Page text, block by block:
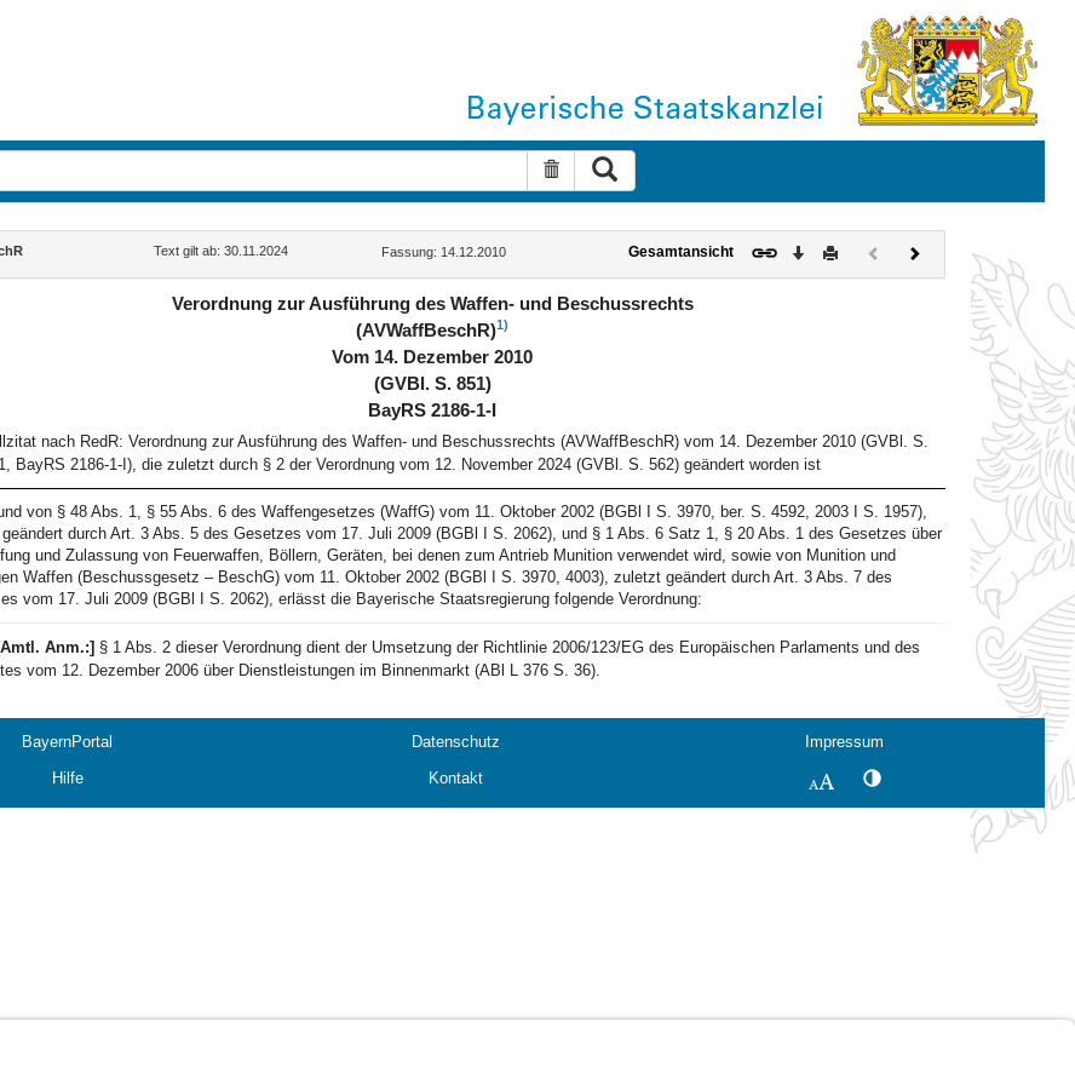
Suche zurücksetzen
Text gilt ab: 30.11.2024 Fassung: 14.12.2010 Gesamtansicht Download
DruckenVorherigesNächstes
Dokument
Verordnung zur Ausführung des Waffen- und Beschussrechts
(AVWaffBeschR)1)
Vom 14. Dezember 2010
(GVBl. S. 851)
BayRS 2186-1-I
nach RedR: Verordnung zur Ausführung des Waffen- und Beschussrechts (AVWaffBeschR) vom 14. Dezember 2010 (GVBl. S.
BayRS 2186-1-I), die zuletzt durch § 2 der Verordnung vom 12. November 2024 (GVBl. S. 562) geändert worden ist
von § 48 Abs. 1, § 55 Abs. 6 des Waffengesetzes (WaffG) vom 11. Oktober 2002 (BGBl I S. 3970, ber. S. 4592, 2003 I S. 1957),
durch Art. 3 Abs. 5 des Gesetzes vom 17. Juli 2009 (BGBl I S. 2062), und § 1 Abs. 6 Satz 1, § 20 Abs. 1 des Gesetzes über
und Zulassung von Feuerwaffen, Böllern, Geräten, bei denen zum Antrieb Munition verwendet wird, sowie von Munition und
Waffen (Beschussgesetz – BeschG) vom 11. Oktober 2002 (BGBl I S. 3970, 4003), zuletzt geändert durch Art. 3 Abs. 7 des
vom 17. Juli 2009 (BGBl I S. 2062), erlässt die Bayerische Staatsregierung folgende Verordnung:
Anm.:] § 1 Abs. 2 dieser Verordnung dient der Umsetzung der Richtlinie 2006/123/EG des Europäischen Parlaments und des
vom 12. Dezember 2006 über Dienstleistungen im Binnenmarkt (ABl L 376 S. 36).
BayernPortal Datenschutz
Impressum
Hilfe Kontakt SchriftgrößeKontrastwechsel